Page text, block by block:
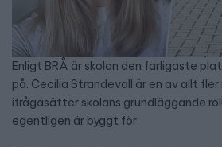
Enligt BRÅ är skolan den farligaste
på. Cecilia Strandevall är en av allt fler
ifrågasätter skolans grundläggande
egentligen är byggt för.